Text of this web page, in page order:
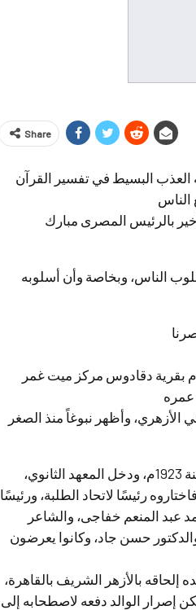
Share
البسيط في تفسير القرآن
الناس
بالرئيس المصرى مبارك
الناس، وبخاصة وأن أسلوبه
فضيلة الشيخ محمد متولي الشعراوي في 5 أبريل عام 1911 م بقرية دقادوس مركز ميت غمر
عمره
الأزهري، وأظهر نبوغاً منذ الصغر
من القول والحكم، ثم حصل على الشهادة الابتدائية الأزهرية سنة 1923م، ودخل المعهد الثانوي،
رئيسًا لاتحاد الطلبة، ورئيسًا
عبد المنعم خفاجى، والشاعر
حسن جاد، وكانوا يعرضون
إلحاقه بالأزهر الشريف بالقاهرة،
إصرار الوالد دفعه لاصطحابه إلى